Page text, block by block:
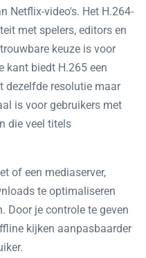
Netflix-video's. Het H.264-
met spelers, editors en
keuze is voor
kant biedt H.265 een
dezelfde resolutie maar
is voor gebruikers met
die veel titels
of een mediaserver,
te optimaliseren
Door je controle te geven
kijken aanpasbaarder